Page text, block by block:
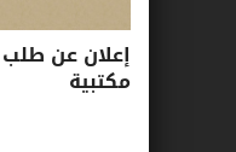
إعلان عن
مكتبية